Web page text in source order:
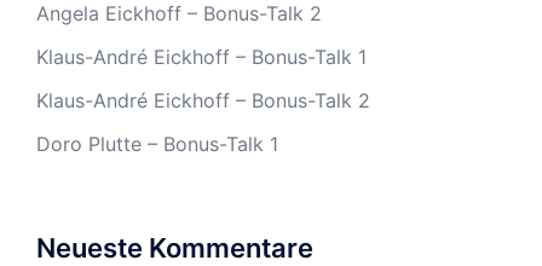
Angela Eickhoff – Bonus-Talk 2
Klaus-André Eickhoff – Bonus-Talk 1
Klaus-André Eickhoff – Bonus-Talk 2
Doro Plutte – Bonus-Talk 1
Neueste Kommentare